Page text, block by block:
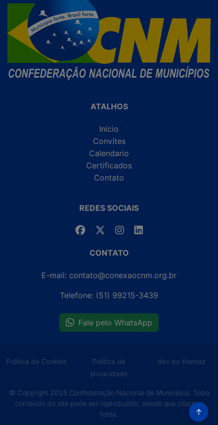
ATALHOS
Início
Convites
Calendario
Certificados
Contato
REDES SOCIAIS
CONTATO
E-mail: contato@conexaocnm.org.br
Telefone: (51) 99215-3439
Fale pelo WhatsApp
Política de Cookies
Política de
privacidade
dev by themaz
© Copyright 2025 Confederação Nacional de Municípios. Todo
conteúdo do site pode ser reproduzido, desde que citada a
fonte.
↑